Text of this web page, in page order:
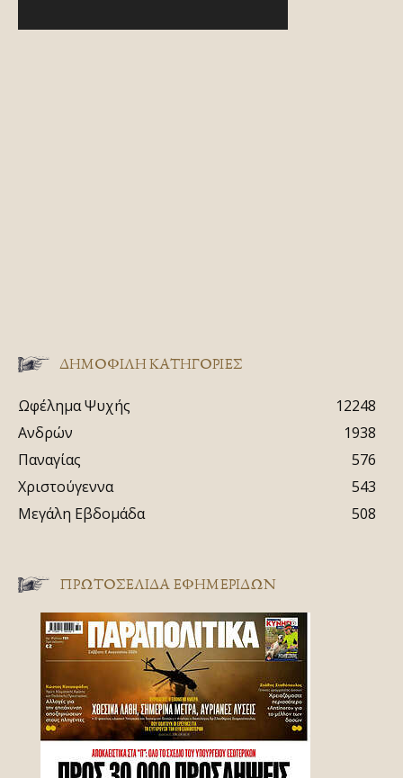
ΔΗΜΟΦΙΛΗ ΚΑΤΗΓΟΡΙΕΣ
Ωφέλημα Ψυχής
12248
Ανδρών
1938
Παναγίας
576
Χριστούγεννα
543
Μεγάλη Εβδομάδα
508
ΠΡΩΤΟΣΈΛΙΔΑ ΕΦΗΜΕΡΊΔΩΝ